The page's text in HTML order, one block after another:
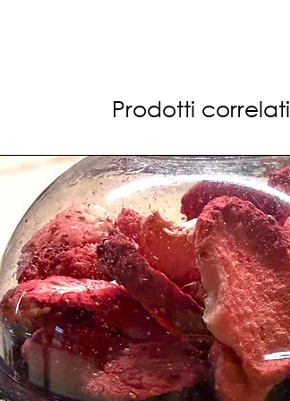
Prodotti correlati